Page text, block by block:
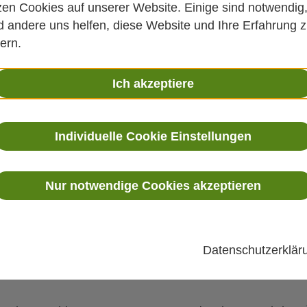
Cookies auf unserer Website. Einige sind notwendig,
andere uns helfen, diese Website und Ihre Erfahrung
Ich akzeptiere
Individuelle Cookie Einstellungen
Nur notwendige Cookies akzeptieren
Vaisala OPC Unified